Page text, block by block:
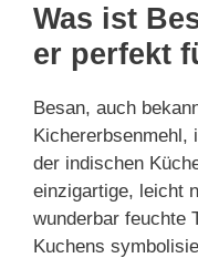
Was ist
er perfekt
Besan, auch
Kichererbsenmehl,
der indischen
einzigartige, leicht
wunderbar feuchte
Kuchens